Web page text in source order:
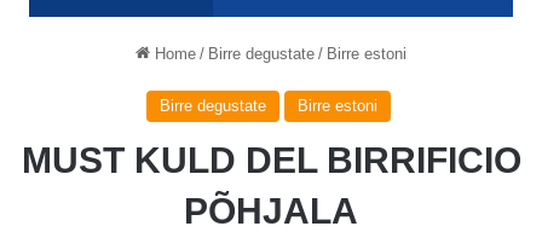
Home / Birre degustate / Birre estoni
Birre degustate Birre estoni
MUST KULD DEL BIRRIFICIO
PÕHJALA